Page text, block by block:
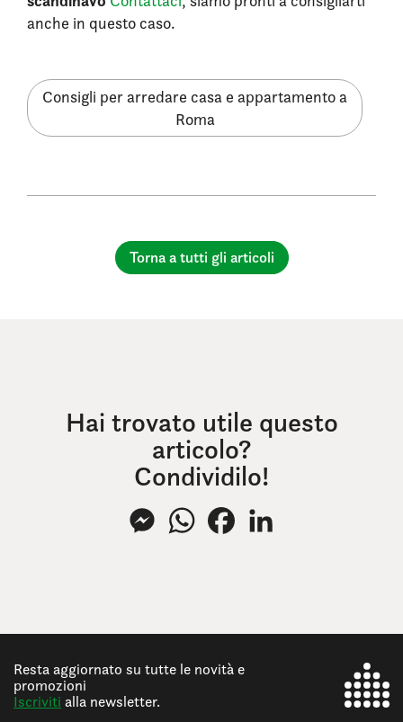
anche in questo caso.
Consigli per arredare casa e appartamento a
Roma
Torna a tutti gli articoli
Hai trovato utile questo
articolo?
Condividilo!
MessengerWhatsAppFacebook
Resta aggiornato su tutte le novità e
promozioni
Iscriviti alla newsletter.